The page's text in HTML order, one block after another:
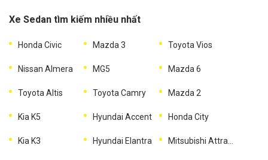
Xe Sedan tìm kiếm nhiều nhất
Honda Civic Mazda 3 Toyota Vios
Nissan Almera MG5 Mazda 6
Toyota Altis Toyota Camry Mazda 2
Kia K5 Hyundai Accent Honda City
Kia K3 Hyundai Elantra Mitsubishi Attrage